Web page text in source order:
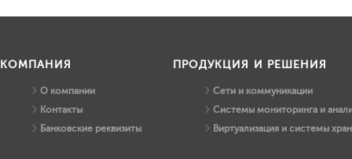
КОМПАНИЯ
О компании
Контакты
Банковские реквизиты
ПРОДУКЦИЯ И РЕШЕНИЯ
Сети и коммуникации
Системы мониторинга и
Виртуализация и системы